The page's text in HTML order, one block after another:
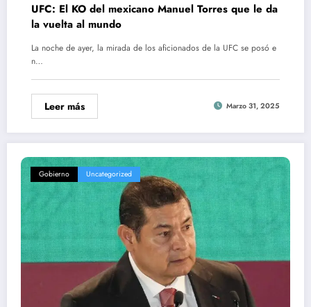
UFC: El KO del mexicano Manuel Torres que le da
la vuelta al mundo
La noche de ayer, la mirada de los aficionados de la UFC se posó e
n…
Leer más Marzo 31, 2025
Gobierno Uncategorized